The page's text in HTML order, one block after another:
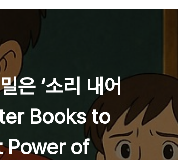
은 ‘소리 내어
Books to
Power of